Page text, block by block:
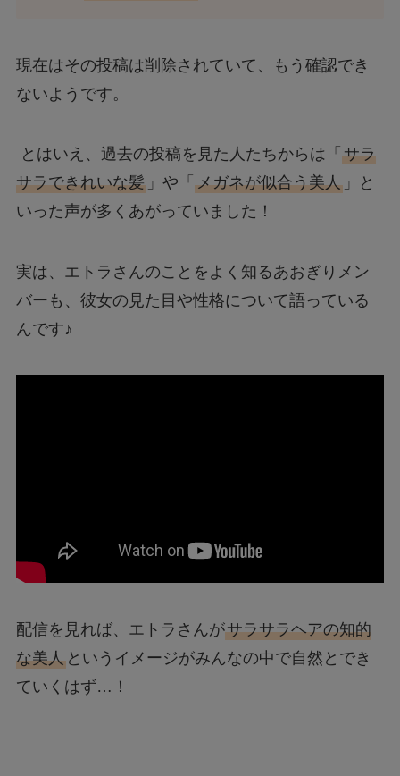
現在はその投稿は削除されていて、もう確認でき
ないようです。
とはいえ、過去の投稿を見た人たちからは「 サラ
サラできれいな髪」や「 メガネが似合う美人」と
いった声が多くあがっていました！
実は、エトラさんのことをよく知るあおぎりメン
バーも、彼女の見た目や性格について語っている
んです♪
配信を見れば、エトラさんがサラサラヘアの知的
な美人というイメージがみんなの中で自然とでき
ていくはず…！